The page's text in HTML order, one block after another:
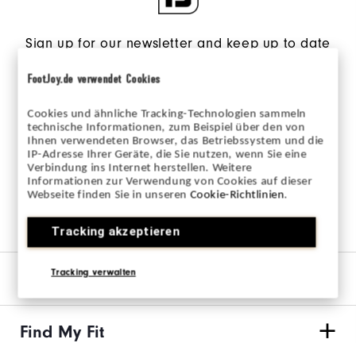
FootJoy.de verwendet Cookies
Cookies und ähnliche Tracking-Technologien sammeln
technische Informationen, zum Beispiel über den von
Ihnen verwendeten Browser, das Betriebssystem und die
IP-Adresse Ihrer Geräte, die Sie nutzen, wenn Sie eine
Verbindung ins Internet herstellen. Weitere
Informationen zur Verwendung von Cookies auf dieser
Webseite finden Sie in unserenCookie-Richtlinien.
Tracking akzeptieren
Tracking verwalten
Sign up for our newsletter and keep up to date
Privacy Policy
Our Brand
Find My Fit